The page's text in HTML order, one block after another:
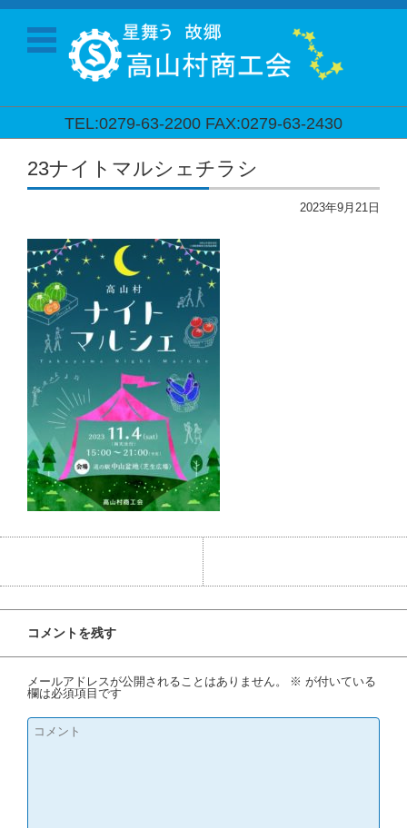
TEL:0279-63-2200 FAX:0279-63-2430
コンテンツに移動
23ナイトマルシェチラシ
2023年9月21日
コメントを残す
メールアドレスが公開されることはありません。 ※ が付いている
欄は必須項目です